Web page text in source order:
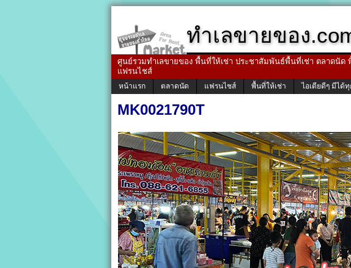
ทำเลขายของ
ศูนย์รวมทำเลขายของ พื้นที่ให้เช่า ประชาสัมพันธ์พื้นที่เช่า ตลาดนัด
แฟรนไชส์
หน้าแรก ตลาดนัด แฟรนไชส์ พื้นที่ให้เช่า ไอเดียดีๆ มีได้
MK0021790T